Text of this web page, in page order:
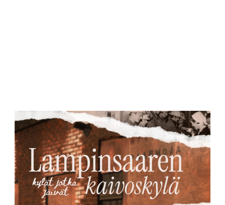
kylät jotka
jäivät